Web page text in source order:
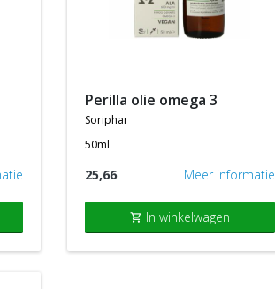
perilla olie omega 3
soriphar
50ml
25,66 Meer informatie
shopping_cart In winkelwagen